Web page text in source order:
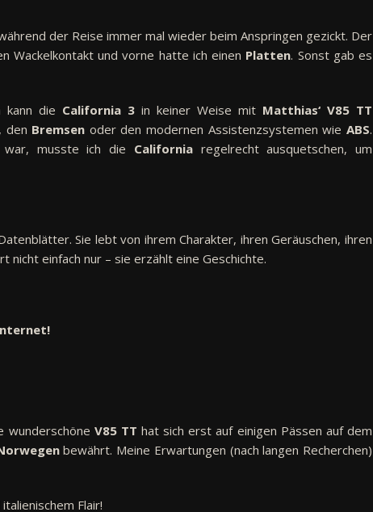
der Reise immer mal wieder beim Anspringen gezickt. Der
Wackelkontakt und vorne hatte ich einen Platten. Sonst gab es
kann die California 3 in keiner Weise mit Matthias‘ V85 TT
den Bremsen oder den modernen Assistenzsystemen wieABS.
musste ich die Californiaregelrecht ausquetschen, um
Sie lebt von ihrem Charakter, ihren Geräuschen, ihren
nicht einfach nur – sie erzählt eine Geschichte.
wunderschöne V85 TT hat sich erst auf einigen Pässen auf dem
bewährt. Meine Erwartungen (nach langen Recherchen)
italienischem Flair!